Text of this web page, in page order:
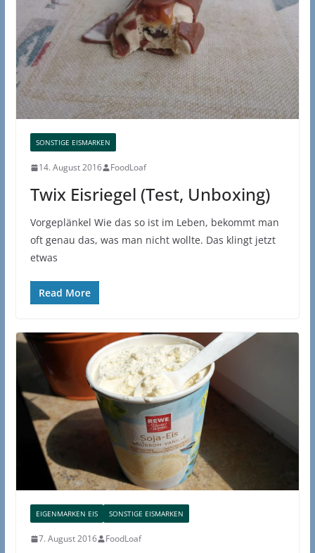
SONSTIGE EISMARKEN
14. August 2016 FoodLoaf
Twix Eisriegel (Test, Unboxing)
Vorgeplänkel Wie das so ist im Leben, bekommt man
oft genau das, was man nicht wollte. Das klingt jetzt
etwas
Read More
EIGENMARKEN EIS SONSTIGE EISMARKEN
7. August 2016 FoodLoaf